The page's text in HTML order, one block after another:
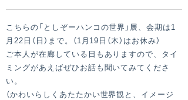
こちらの「としぞーハンコの世界」展、会期は1
月22日（日）まで。（1月19日（木）はお休み）
ご本人が在廊している日もありますので、タイ
ミングがあえばぜひお話も聞いてみてくださ
い。
（かわいらしくあたたかい世界観と、イメージ